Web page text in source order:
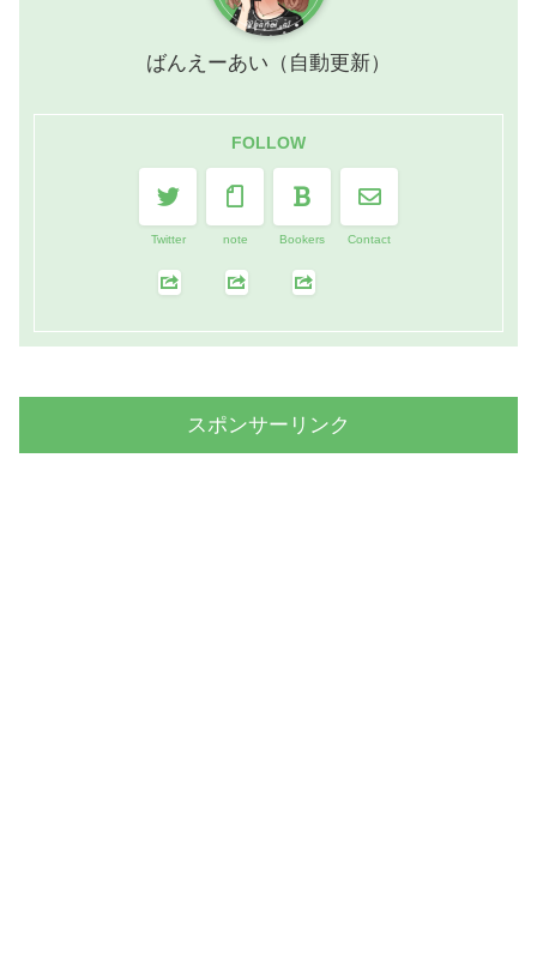
ばんえーあい（自動更新）
FOLLOW
Twitter note Bookers Contact
スポンサーリンク